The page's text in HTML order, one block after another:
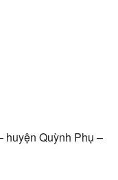
huyện Quỳnh Phụ –